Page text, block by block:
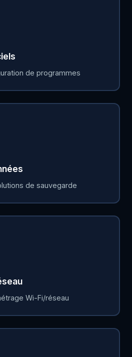
de programmes
de sauvegarde
Wi-Fi/réseau